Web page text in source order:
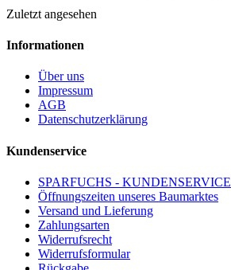
Zuletzt angesehen
Informationen
Über uns
Impressum
AGB
Datenschutzerklärung
Kundenservice
SPARFUCHS - KUNDENSERVICE
Öffnungszeiten unseres Baumarktes
Versand und Lieferung
Zahlungsarten
Widerrufsrecht
Widerrufsformular